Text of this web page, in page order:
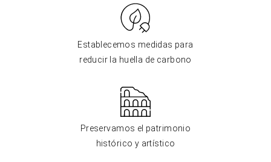
Establecemos medidas para
reducir la huella de carbono
Preservamos el patrimonio
histórico y artístico